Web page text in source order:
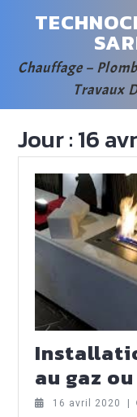
Chauffage –
Travaux
Jour :16
au gaz
16 avril 2020 16|